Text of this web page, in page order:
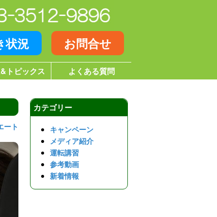
状況 お問合せ
トピックス よくある質問
ート
カテゴリー
キャンペーン
メディア紹介
運転講習
参考動画
新着情報